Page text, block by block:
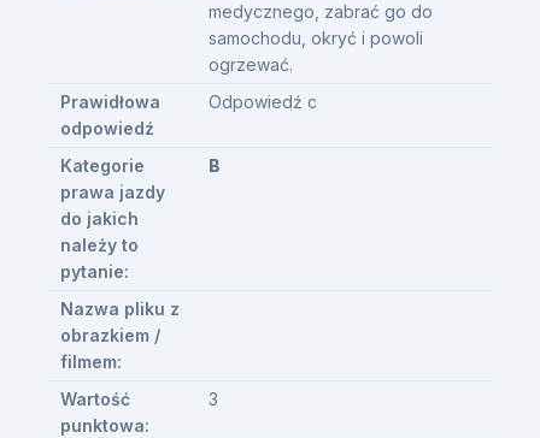
medycznego, zabrać go do
samochodu, okryć i powoli
ogrzewać.
Prawidłowa
odpowiedź
Odpowiedź c
Kategorie
prawa jazdy
do jakich
należy to
pytanie:
B
Nazwa pliku z
obrazkiem /
filmem:
Wartość
punktowa:
3